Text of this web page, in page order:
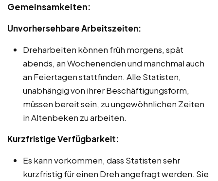
Gemeinsamkeiten:
Unvorhersehbare Arbeitszeiten:
Dreharbeiten können früh morgens, spät
abends, an Wochenenden und manchmal auch
an Feiertagen stattfinden. Alle Statisten,
unabhängig von ihrer Beschäftigungsform,
müssen bereit sein, zu ungewöhnlichen Zeiten
in Altenbeken zu arbeiten.
Kurzfristige Verfügbarkeit:
Es kann vorkommen, dass Statisten sehr
kurzfristig für einen Dreh angefragt werden. Sie